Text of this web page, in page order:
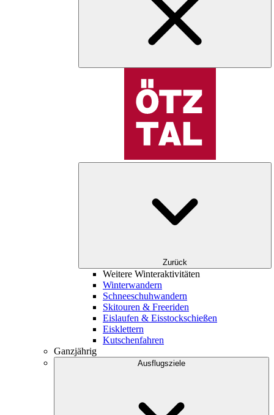
Zurück
Weitere Winteraktivitäten
Winterwandern
Schneeschuhwandern
Skitouren & Freeriden
Eislaufen & Eisstockschießen
Eisklettern
Kutschenfahren
Ganzjährig
Ausflugsziele